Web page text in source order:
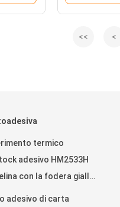
<< <
termico
adesivo HM2533H
con la fodera gialla
adesivo di carta